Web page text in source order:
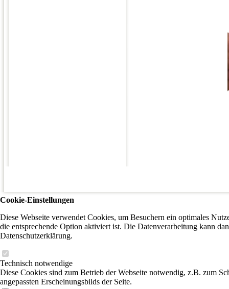
Cookie-Einstellungen
Diese Webseite verwendet Cookies, um Besuchern ein optimales
die entsprechende Option aktiviert ist. Die Datenverarbeitung kann
Datenschutzerklärung.
Technisch notwendige
Diese Cookies sind zum Betrieb der Webseite notwendig, z.B. zum
angepassten Erscheinungsbilds der Seite.